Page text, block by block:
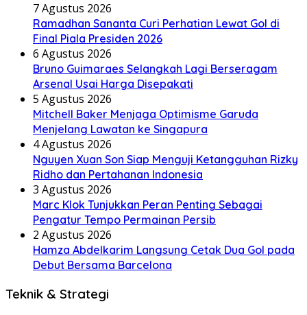
7 Agustus 2026
Ramadhan Sananta Curi Perhatian Lewat Gol di
Final Piala Presiden 2026
6 Agustus 2026
Bruno Guimaraes Selangkah Lagi Berseragam
Arsenal Usai Harga Disepakati
5 Agustus 2026
Mitchell Baker Menjaga Optimisme Garuda
Menjelang Lawatan ke Singapura
4 Agustus 2026
Nguyen Xuan Son Siap Menguji Ketangguhan Rizky
Ridho dan Pertahanan Indonesia
3 Agustus 2026
Marc Klok Tunjukkan Peran Penting Sebagai
Pengatur Tempo Permainan Persib
2 Agustus 2026
Hamza Abdelkarim Langsung Cetak Dua Gol pada
Debut Bersama Barcelona
Teknik & Strategi